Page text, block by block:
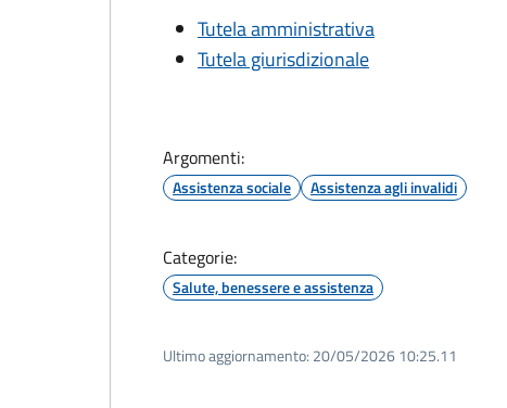
Tutela amministrativa
Tutela giurisdizionale
Argomenti:
Assistenza sociale Assistenza agli invalidi
Categorie:
Salute, benessere e assistenza
Ultimo aggiornamento: 20/05/2026 10:25.11